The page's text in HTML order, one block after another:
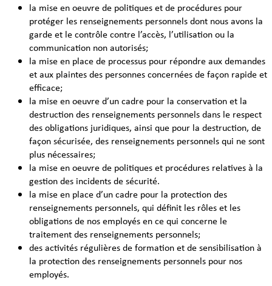
la mise en oeuvre de politiques et de procédures pour
protéger les renseignements personnels dont nous avons la
garde et le contrôle contre l’accès, l’utilisation ou la
communication non autorisés;
la mise en place de processus pour répondre aux demandes
et aux plaintes des personnes concernées de façon rapide et
efficace;
la mise en oeuvre d’un cadre pour la conservation et la
destruction des renseignements personnels dans le respect
des obligations juridiques, ainsi que pour la destruction, de
façon sécurisée, des renseignements personnels qui ne sont
plus nécessaires;
la mise en oeuvre de politiques et procédures relatives à la
gestion des incidents de sécurité.
la mise en place d’un cadre pour la protection des
renseignements personnels, qui définit les rôles et les
obligations de nos employés en ce qui concerne le
traitement des renseignements personnels;
des activités régulières de formation et de sensibilisation à
la protection des renseignements personnels pour nos
employés.